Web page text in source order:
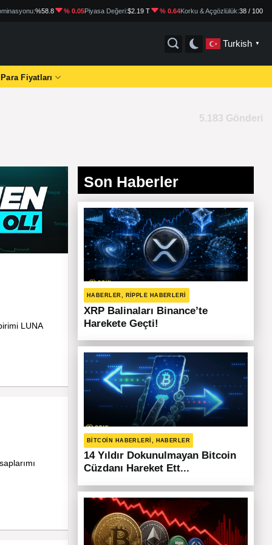
%58.8 % 0.05Piyasa Değeri:$2.19 T % 0.64Korku & Açgözlülük:38 / 100
Turkish ▼
Fiyatları
5.183 Gönderi
LUNA
Son Haberler
HABERLER, RIPPLE HABERLERI
XRP Balinaları Binance’te
Harekete Geçti!
BITCOIN HABERLERI, HABERLER
14 Yıldır Dokunulmayan Bitcoin
Cüzdanı Hareket Ett...